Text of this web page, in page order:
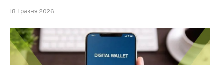
18 Травня 2026